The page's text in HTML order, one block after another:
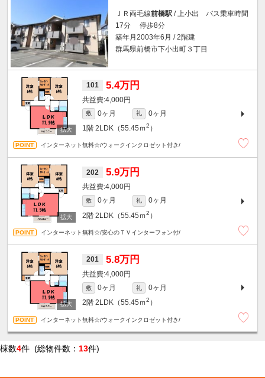
ＪＲ両毛線前橋駅 / 上小出 バス乗車時間
17分 停歩8分
築年月2003年6月 / 2階建
群馬県前橋市下小出町３丁目
101 5.4万円
4,000円
敷 0ヶ月 礼
0ヶ月
1階 2LDK（55.45ｍ2 ）
インターネット無料☆/ウォークインクロゼット付き/
202 5.9万円
4,000円
敷 0ヶ月 礼
0ヶ月
2階 2LDK（55.45ｍ2 ）
インターネット無料☆/安心のＴＶインターフォン付/
201 5.8万円
4,000円
敷 0ヶ月 礼
0ヶ月
2階 2LDK（55.45ｍ2 ）
インターネット無料☆/ウォークインクロゼット付き/
棟数4件 (総物件数： 13件)